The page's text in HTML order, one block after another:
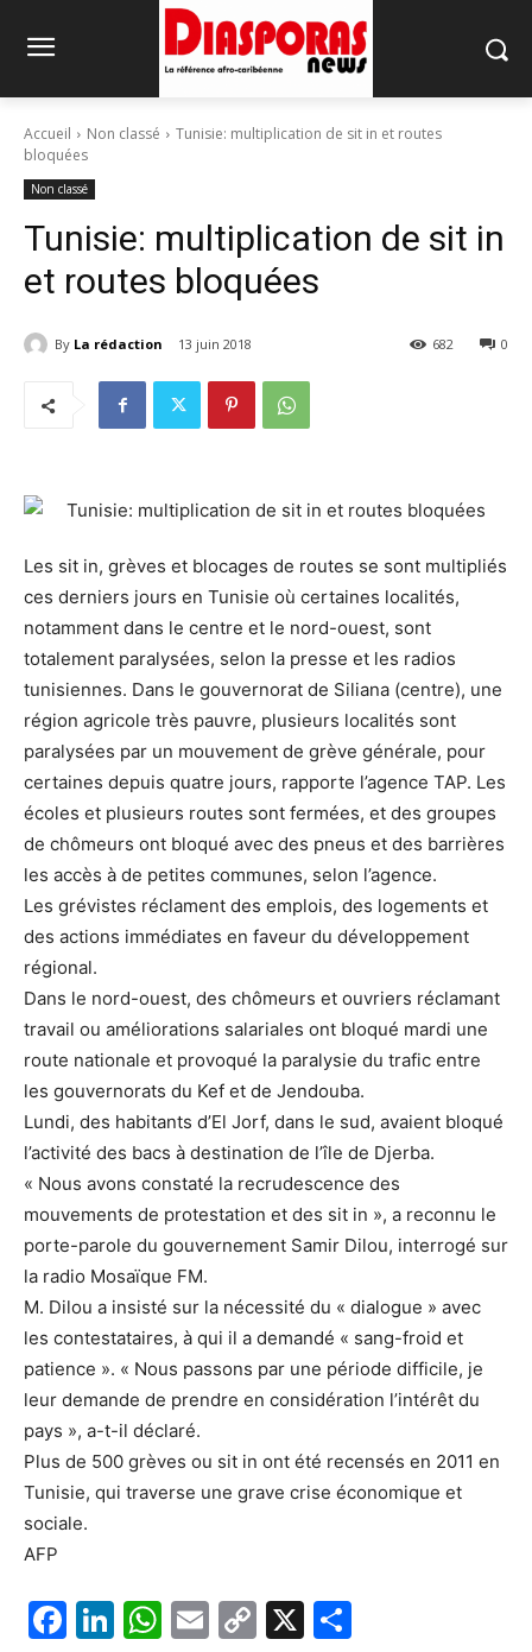
Accueil Non classé
Tunisie: multiplication de sit in et routes
bloquées
Non classé
Tunisie: multiplication de sit in
et routes bloquées
By La rédaction 13 juin 2018 0
682
Les sit in, grèves et blocages de routes se sont multipliés
ces derniers jours en Tunisie où certaines localités,
notamment dans le centre et le nord-ouest, sont
totalement paralysées, selon la presse et les radios
tunisiennes. Dans le gouvernorat de Siliana (centre), une
région agricole très pauvre, plusieurs localités sont
paralysées par un mouvement de grève générale, pour
certaines depuis quatre jours, rapporte l’agence TAP. Les
écoles et plusieurs routes sont fermées, et des groupes
de chômeurs ont bloqué avec des pneus et des barrières
les accès à de petites communes, selon l’agence.
Les grévistes réclament des emplois, des logements et
des actions immédiates en faveur du développement
régional.
Dans le nord-ouest, des chômeurs et ouvriers réclamant
travail ou améliorations salariales ont bloqué mardi une
route nationale et provoqué la paralysie du trafic entre
les gouvernorats du Kef et de Jendouba.
Lundi, des habitants d’El Jorf, dans le sud, avaient bloqué
l’activité des bacs à destination de l’île de Djerba.
« Nous avons constaté la recrudescence des
mouvements de protestation et des sit in », a reconnu le
porte-parole du gouvernement Samir Dilou, interrogé sur
la radio Mosaïque FM.
M. Dilou a insisté sur la nécessité du « dialogue » avec
les contestataires, à qui il a demandé « sang-froid et
patience ». « Nous passons par une période difficile, je
leur demande de prendre en considération l’intérêt du
pays », a-t-il déclaré.
Plus de 500 grèves ou sit in ont été recensés en 2011 en
Tunisie, qui traverse une grave crise économique et
sociale.
AFP
F
Li W E
C
X